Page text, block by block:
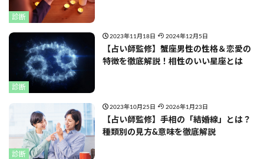
診断
診断
2023年11月18日 2024年12月5日
【占い師監修】蟹座男性の性格＆恋愛の
特徴を徹底解説！相性のいい星座とは
診断
2023年10月25日 2026年1月23日
【占い師監修】手相の「結婚線」とは？
種類別の見方&意味を徹底解説